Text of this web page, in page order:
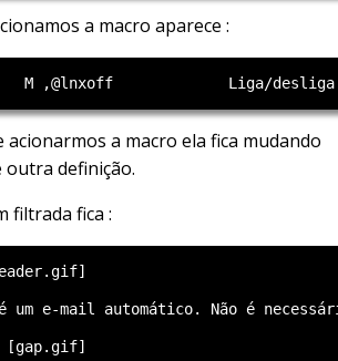
a macro aparece :
acionarmos a macro ela fica mudando
definição.
filtrada fica :
um e-mail automático. Não é